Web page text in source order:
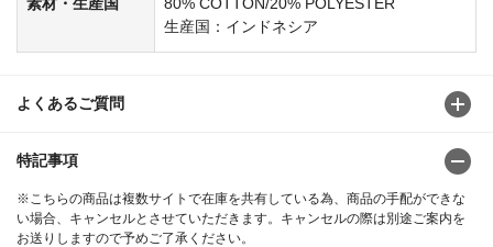
生産国：インドネシア
よくあるご質問
特記事項
※こちらの商品は複数サイトで在庫を共有している為、商品の手配ができな
い場合、キャンセルとさせていただきます。キャンセルの際は別途ご案内を
お送りしますので予めご了承ください。